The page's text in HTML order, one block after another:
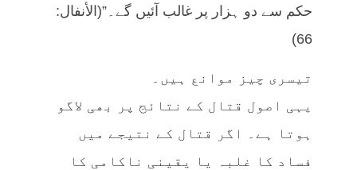
حکم سے دو ہزار پر غالب آئیں گے۔”(الأنفال:
66)
تیسری چیز موانع ہیں۔
یہی اصول قتال کے نتائج پر بھی لاگو
ہوتا ہے۔ اگر قتال کے نتیجے میں
فساد کا غلبہ یا یقینی ناکامی کا